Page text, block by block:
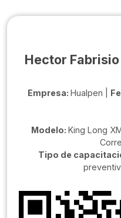
Hector
Empresa: Hualpen |
Modelo: King Long
Tipo de